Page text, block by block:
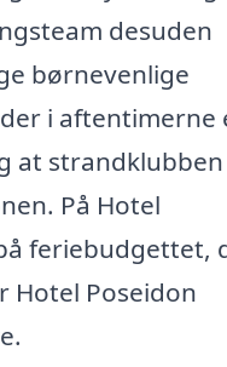
desuden
børnevenlige
i aftentimerne
at strandklubben
På Hotel
feriebudgettet,
Hotel Poseidon